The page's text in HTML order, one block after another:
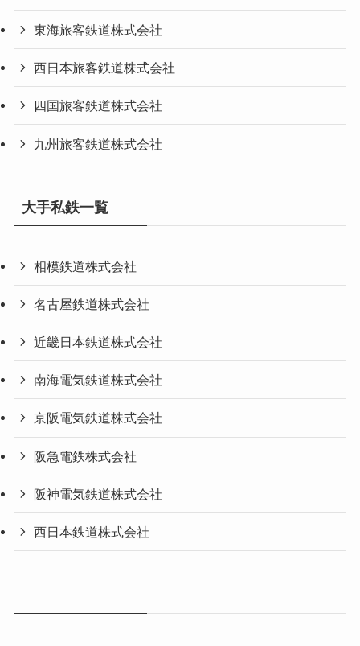
東海旅客鉄道株式会社
西日本旅客鉄道株式会社
四国旅客鉄道株式会社
九州旅客鉄道株式会社
大手私鉄一覧
相模鉄道株式会社
名古屋鉄道株式会社
近畿日本鉄道株式会社
南海電気鉄道株式会社
京阪電気鉄道株式会社
阪急電鉄株式会社
阪神電気鉄道株式会社
西日本鉄道株式会社